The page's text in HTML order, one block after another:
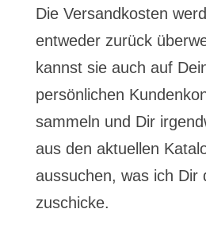
Die Versandkosten
entweder zurück
kannst sie auch auf
persönlichen
sammeln und Dir
aus den aktuellen
aussuchen, was ich Dir
zuschicke.